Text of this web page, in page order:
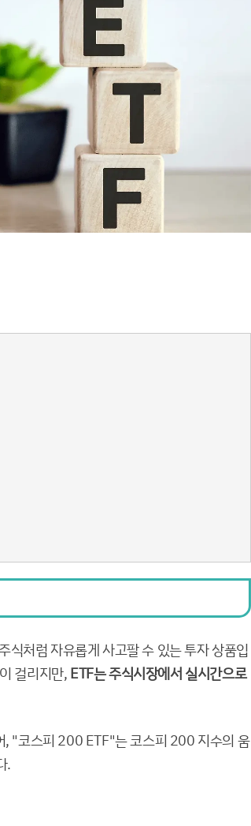
식처럼 자유롭게 사고팔 수 있는 투자 상품입
걸리지만, ETF는 주식시장에서 실시간으로
, "코스피 200 ETF"는 코스피 200 지수의 움
.